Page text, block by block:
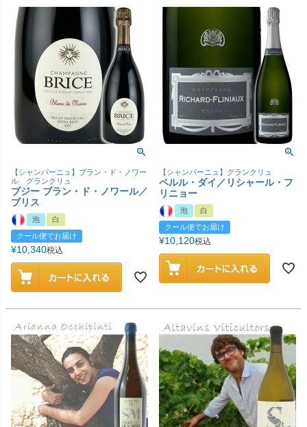
【シャンパーニュ】ブラン・ド・ノワー
ル グランクリュ
ブジー ブラン・ド・ノワール／
ブリス
泡
白
クール便でお届け
¥10,340税込
【シャンパーニュ】グランクリュ
ペルル・ダイ／リシャール・フ
リニョー
泡
白
クール便でお届け
¥10,120税込